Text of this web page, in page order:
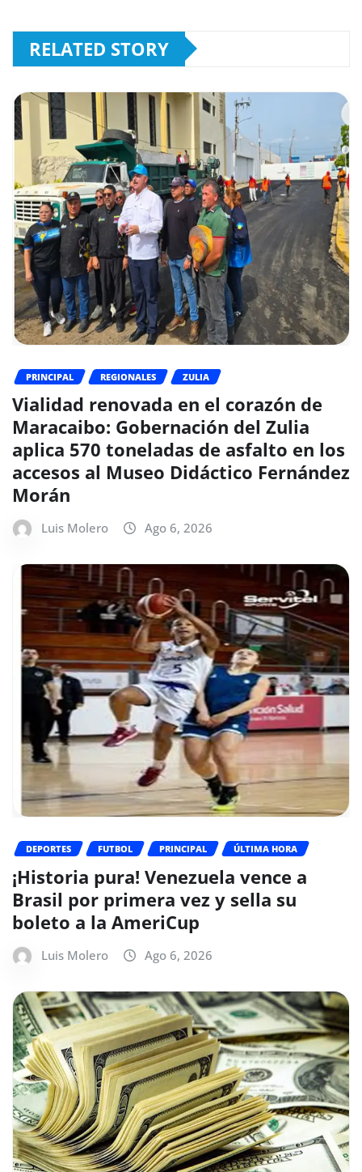
RELATED STORY
PRINCIPAL REGIONALES ZULIA
Vialidad renovada en el corazón de
Maracaibo: Gobernación del Zulia
aplica 570 toneladas de asfalto en los
accesos al Museo Didáctico Fernández
Morán
Luis Molero Ago 6, 2026
DEPORTES FUTBOL PRINCIPAL ÚLTIMA HORA
¡Historia pura! Venezuela vence a
Brasil por primera vez y sella su
boleto a la AmeriCup
Luis Molero Ago 6, 2026